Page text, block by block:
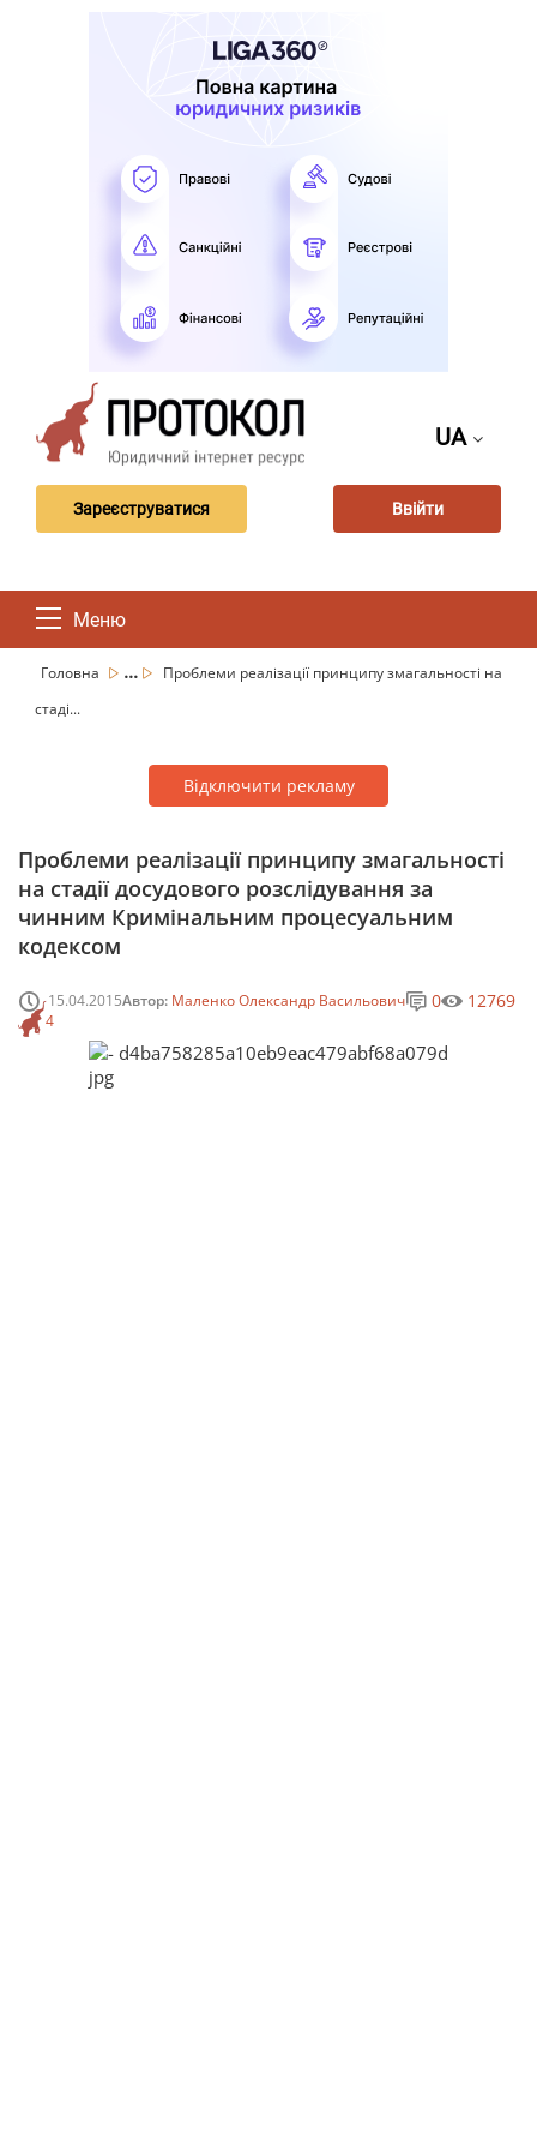
UA
Зареєструватися Ввійти
Меню
Головна ...
Проблеми реалізації принципу змагальності на
стаді...
Відключити рекламу
Проблеми реалізації принципу змагальності
на стадії досудового розслідування за
чинним Кримінальним процесуальним
кодексом
15.04.2015Автор: Маленко Олександр Васильович
4
0 12769